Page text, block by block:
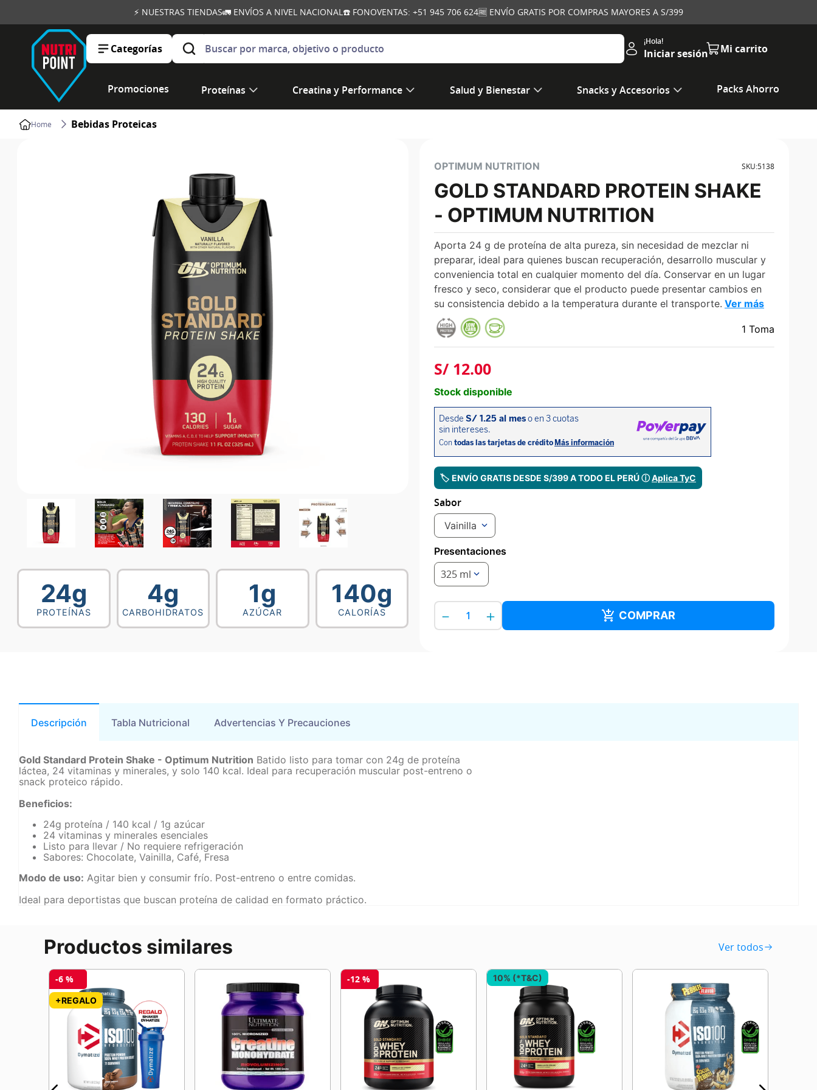
⚡ NUESTRAS TIENDAS🚛 ENVÍOS A NIVEL NACIONAL☎️ FONOVENTAS: +51 945 706 624🆓 ENVÍO GRATIS POR COMPRAS MAYORES A S/399
Categorías
Buscar por marca, objetivo o producto
Iniciar sesión
Promociones Proteínas Creatina y Performance Salud y Bienestar Snacks y Accesorios Packs Ahorro
Bebidas Proteicas
24g
PROTEÍNAS
4g
CARBOHIDRATOS
1g
AZÚCAR
140g
CALORÍAS
OPTIMUM NUTRITION SKU:5138
GOLD STANDARD PROTEIN SHAKE
- OPTIMUM NUTRITION
Aporta 24 g de proteína de alta pureza, sin necesidad de mezclar ni
preparar, ideal para quienes buscan recuperación, desarrollo muscular y
conveniencia total en cualquier momento del día. Conservar en un lugar
fresco y seco, considerar que el producto puede presentar cambios en
su consistencia debido a la temperatura durante el transporte. Ver más
1 Toma
S/ 12.00
Stock disponible
🏷️ ENVÍO GRATIS DESDE S/399 A TODO EL PERÚ ⓘAplica TyC
Sabor
Vainilla
Presentaciones
325 ml
＋
－
Descripción Tabla Nutricional Advertencias Y Precauciones
Gold Standard Protein Shake - Optimum Nutrition Batido listo para tomar con 24g de proteína
láctea, 24 vitaminas y minerales, y solo 140 kcal. Ideal para recuperación muscular post-entreno o
snack proteico rápido.
Beneficios:
24g proteína / 140 kcal / 1g azúcar
24 vitaminas y minerales esenciales
Listo para llevar / No requiere refrigeración
Sabores: Chocolate, Vainilla, Café, Fresa
Modo de uso: Agitar bien y consumir frío. Post-entreno o entre comidas.
Ideal para deportistas que buscan proteína de calidad en formato práctico.
Productos similares Ver todos
-6 %
+REGALO
-12 % 10% (*T&C)